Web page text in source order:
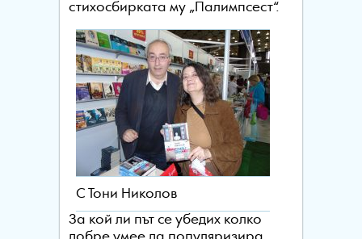
стихосбирката му „Палимпсест“.
С Тони Николов
За кой ли път се убедих колко